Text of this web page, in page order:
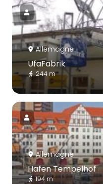
Allemagne
UfaFabrik
244 m
Allemagne
Hafen Tempelhof
194 m